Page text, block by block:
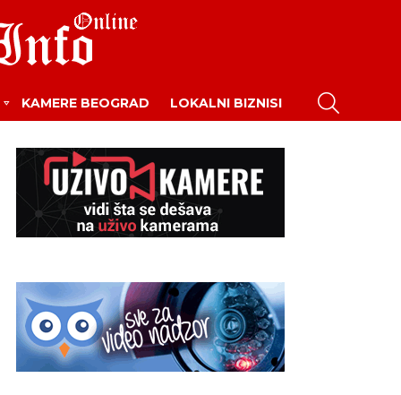
KAMERE BEOGRAD LOKALNI BIZNISI